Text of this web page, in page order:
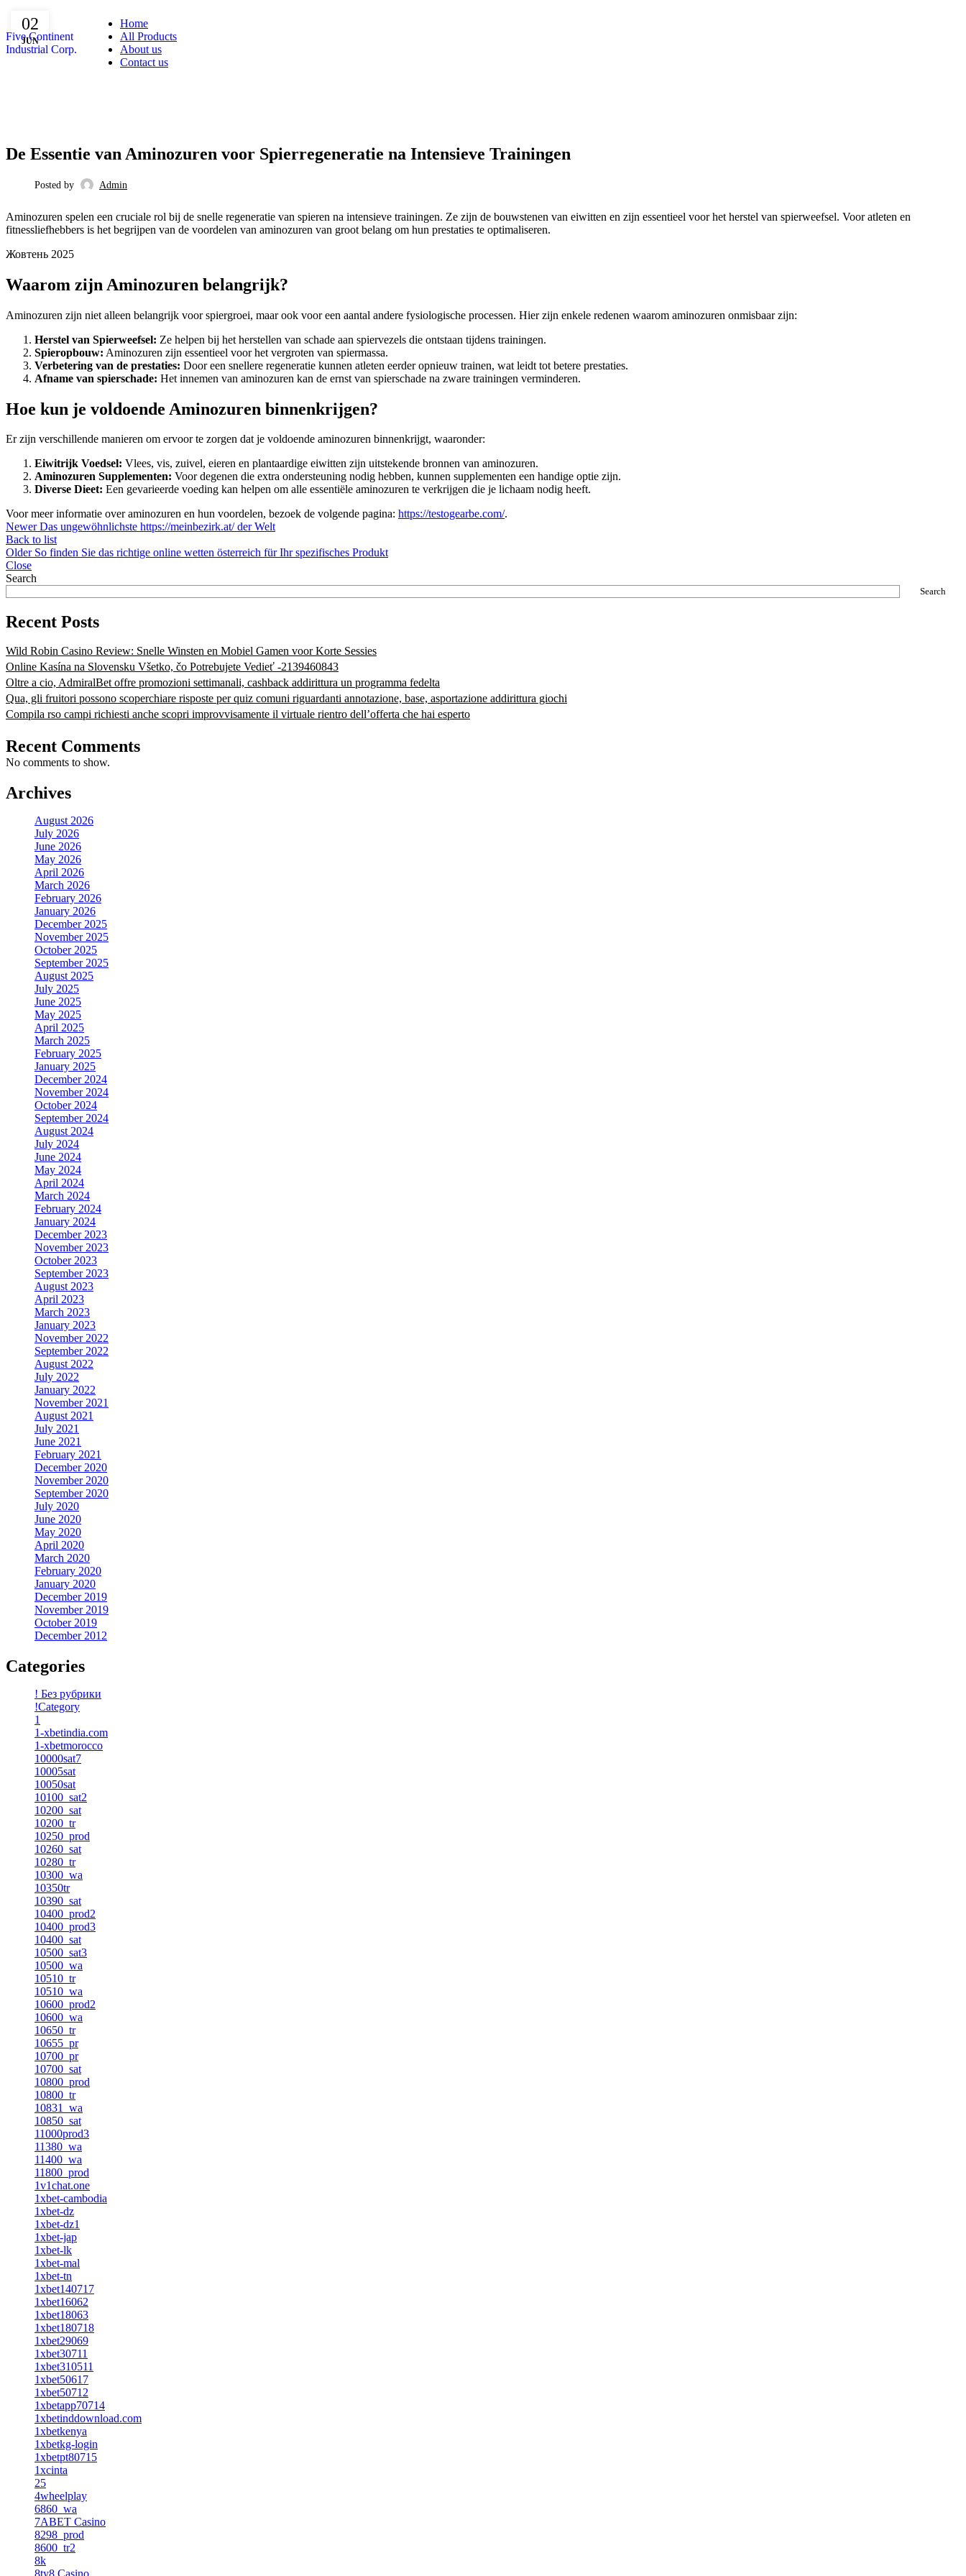
Five Continent
Industrial Corp.
Home
All Products
About us
Contact us
De Essentie van Aminozuren voor Spierregeneratie na Intensieve Trainingen
Posted by Admin
02
JUN
Aminozuren spelen een cruciale rol bij de snelle regeneratie van spieren na intensieve trainingen. Ze zijn de bouwstenen van eiwitten en zijn essentieel voor het herstel van spierweefsel. Voor atleten en
fitnessliefhebbers is het begrijpen van de voordelen van aminozuren van groot belang om hun prestaties te optimaliseren.
Жовтень 2025
Waarom zijn Aminozuren belangrijk?
Aminozuren zijn niet alleen belangrijk voor spiergroei, maar ook voor een aantal andere fysiologische processen. Hier zijn enkele redenen waarom aminozuren onmisbaar zijn:
Herstel van Spierweefsel: Ze helpen bij het herstellen van schade aan spiervezels die ontstaan tijdens trainingen.
Spieropbouw: Aminozuren zijn essentieel voor het vergroten van spiermassa.
Verbetering van de prestaties: Door een snellere regeneratie kunnen atleten eerder opnieuw trainen, wat leidt tot betere prestaties.
Afname van spierschade: Het innemen van aminozuren kan de ernst van spierschade na zware trainingen verminderen.
Hoe kun je voldoende Aminozuren binnenkrijgen?
Er zijn verschillende manieren om ervoor te zorgen dat je voldoende aminozuren binnenkrijgt, waaronder:
Eiwitrijk Voedsel: Vlees, vis, zuivel, eieren en plantaardige eiwitten zijn uitstekende bronnen van aminozuren.
Aminozuren Supplementen: Voor degenen die extra ondersteuning nodig hebben, kunnen supplementen een handige optie zijn.
Diverse Dieet: Een gevarieerde voeding kan helpen om alle essentiële aminozuren te verkrijgen die je lichaam nodig heeft.
Voor meer informatie over aminozuren en hun voordelen, bezoek de volgende pagina: https://testogearbe.com/.
Newer Das ungewöhnlichste https://meinbezirk.at/ der Welt
Back to list
Older So finden Sie das richtige online wetten österreich für Ihr spezifisches Produkt
Close
Search
Search
Recent Posts
Wild Robin Casino Review: Snelle Winsten en Mobiel Gamen voor Korte Sessies
Online Kasína na Slovensku Všetko, čo Potrebujete Vedieť -2139460843
Oltre a cio, AdmiralBet offre promozioni settimanali, cashback addirittura un programma fedelta
Qua, gli fruitori possono scoperchiare risposte per quiz comuni riguardanti annotazione, base, asportazione addirittura giochi
Compila rso campi richiesti anche scopri improvvisamente il virtuale rientro dell’offerta che hai esperto
Recent Comments
No comments to show.
Archives
August 2026
July 2026
June 2026
May 2026
April 2026
March 2026
February 2026
January 2026
December 2025
November 2025
October 2025
September 2025
August 2025
July 2025
June 2025
May 2025
April 2025
March 2025
February 2025
January 2025
December 2024
November 2024
October 2024
September 2024
August 2024
July 2024
June 2024
May 2024
April 2024
March 2024
February 2024
January 2024
December 2023
November 2023
October 2023
September 2023
August 2023
April 2023
March 2023
January 2023
November 2022
September 2022
August 2022
July 2022
January 2022
November 2021
August 2021
July 2021
June 2021
February 2021
December 2020
November 2020
September 2020
July 2020
June 2020
May 2020
April 2020
March 2020
February 2020
January 2020
December 2019
November 2019
October 2019
December 2012
Categories
! Без рубрики
!Category
1
1-xbetindia.com
1-xbetmorocco
10000sat7
10005sat
10050sat
10100_sat2
10200_sat
10200_tr
10250_prod
10260_sat
10280_tr
10300_wa
10350tr
10390_sat
10400_prod2
10400_prod3
10400_sat
10500_sat3
10500_wa
10510_tr
10510_wa
10600_prod2
10600_wa
10650_tr
10655_pr
10700_pr
10700_sat
10800_prod
10800_tr
10831_wa
10850_sat
11000prod3
11380_wa
11400_wa
11800_prod
1v1chat.one
1xbet-cambodia
1xbet-dz
1xbet-dz1
1xbet-jap
1xbet-lk
1xbet-mal
1xbet-tn
1xbet140717
1xbet16062
1xbet18063
1xbet180718
1xbet29069
1xbet30711
1xbet310511
1xbet50617
1xbet50712
1xbetapp70714
1xbetinddownload.com
1xbetkenya
1xbetkg-login
1xbetpt80715
1xcinta
25
4wheelplay
6860_wa
7ABET Casino
8298_prod
8600_tr2
8k
8ty8 Casino